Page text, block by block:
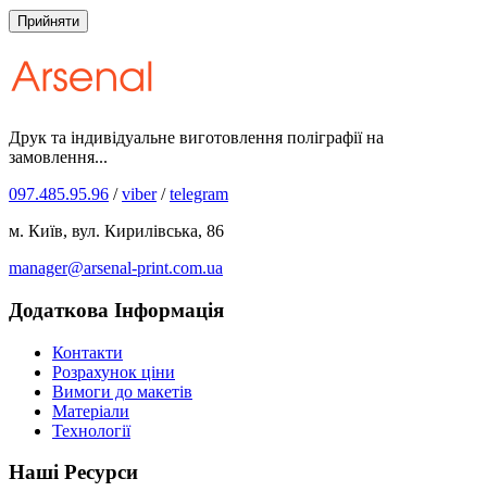
Прийняти
Друк та індивідуальне виготовлення поліграфії на
замовлення...
097.485.95.96 /viber/telegram
м. Київ, вул. Кирилівська, 86
manager@arsenal-print.com.ua
Додаткова Інформація
Контакти
Розрахунок ціни
Вимоги до макетів
Матеріали
Технології
Наші Ресурси